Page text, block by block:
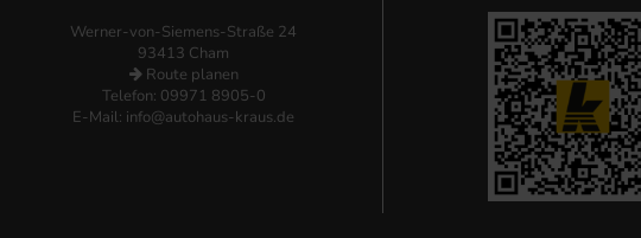
Werner-von-Siemens-Straße 24
93413 Cham
Route planen
Telefon: 09971 8905-0
E-Mail: info@autohaus-kraus.de